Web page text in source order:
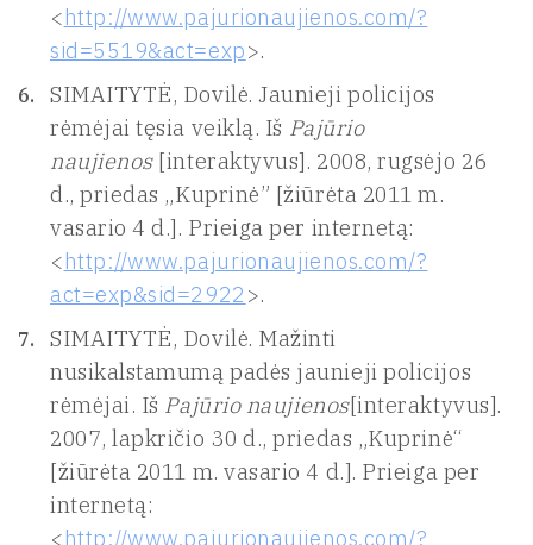
<http://www.pajurionaujienos.com/?
sid=5519&act=exp>.
SIMAITYTĖ, Dovilė. Jaunieji policijos
rėmėjai tęsia veiklą. Iš Pajūrio
naujienos[interaktyvus]. 2008, rugsėjo 26
d., priedas „Kuprinė” [žiūrėta 2011 m.
vasario 4 d.]. Prieiga per internetą:
<http://www.pajurionaujienos.com/?
act=exp&sid=2922 >.
SIMAITYTĖ, Dovilė. Mažinti
nusikalstamumą padės jaunieji policijos
rėmėjai. Iš Pajūrio naujienos[interaktyvus].
2007, lapkričio 30 d., priedas „Kuprinė“
[žiūrėta 2011 m. vasario 4 d.]. Prieiga per
internetą:
<http://www.pajurionaujienos.com/?